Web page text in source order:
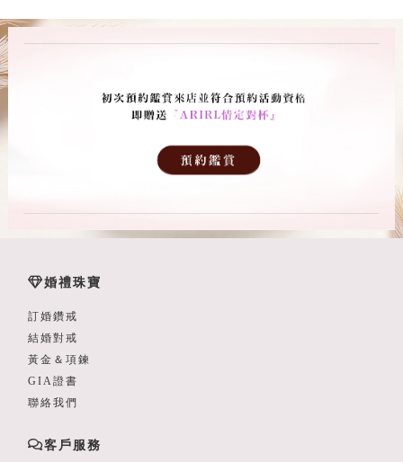
婚禮珠寶
訂婚鑽戒
結婚對戒
黃金＆項鍊
GIA證書
聯絡我們
客戶服務